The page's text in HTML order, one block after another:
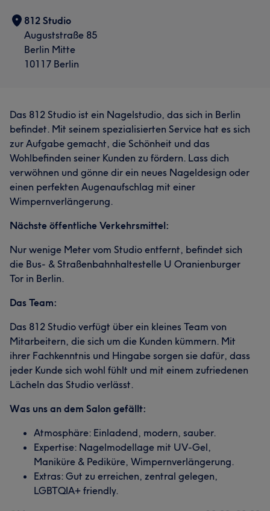
812 Studio
Auguststraße 85
Berlin Mitte
10117 Berlin
Das 812 Studio ist ein Nagelstudio, das sich in Berlin
befindet. Mit seinem spezialisierten Service hat es sich
zur Aufgabe gemacht, die Schönheit und das
Wohlbefinden seiner Kunden zu fördern. Lass dich
verwöhnen und gönne dir ein neues Nageldesign oder
einen perfekten Augenaufschlag mit einer
Wimpernverlängerung.
Nächste öffentliche Verkehrsmittel:
Nur wenige Meter vom Studio entfernt, befindet sich
die Bus- & Straßenbahnhaltestelle U Oranienburger
Tor in Berlin.
Das Team:
Das 812 Studio verfügt über ein kleines Team von
Mitarbeitern, die sich um die Kunden kümmern. Mit
ihrer Fachkenntnis und Hingabe sorgen sie dafür, dass
jeder Kunde sich wohl fühlt und mit einem zufriedenen
Lächeln das Studio verlässt.
Was uns an dem Salon gefällt:
Atmosphäre: Einladend, modern, sauber.
Expertise: Nagelmodellage mit UV-Gel,
Maniküre & Pediküre, Wimpernverlängerung.
Extras: Gut zu erreichen, zentral gelegen,
LGBTQIA+ friendly.